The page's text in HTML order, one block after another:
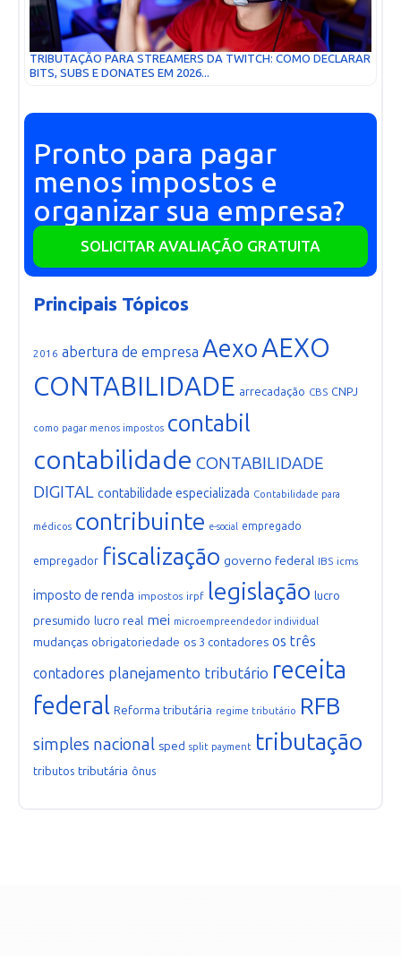
TRIBUTAÇÃO PARA STREAMERS DA TWITCH: COMO DECLARAR
BITS, SUBS E DONATES EM 2026...
Pronto para pagar
menos impostos e
organizar sua empresa?
SOLICITAR AVALIAÇÃO GRATUITA
Principais Tópicos
2016 abertura de empresa AexoAEXO
CONTABILIDADE arrecadação CBS CNPJ
como pagar menos impostos contabil
contabilidade CONTABILIDADE
DIGITAL contabilidade especializada Contabilidade para
médicos contribuinte e-social empregado
empregador fiscalização governo federal IBS icms
imposto de renda impostos irpf legislação lucro
presumido lucro real mei microempreendedor individual
mudanças obrigatoriedade os 3 contadores os três
contadores planejamento tributário receita
federal Reforma tributária regime tributário RFB
simples nacional sped split payment tributação
tributos tributária ônus